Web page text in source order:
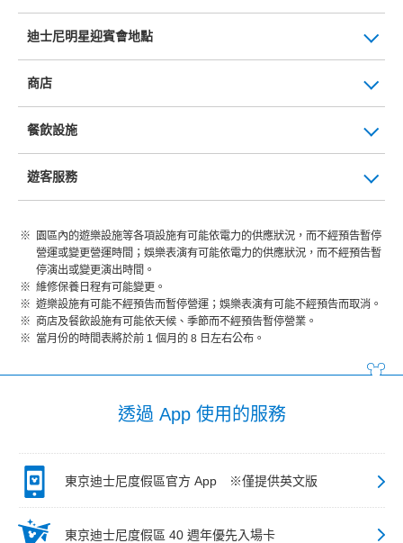
迪士尼明星迎賓會地點
商店
餐飲設施
遊客服務
園區內的遊樂設施等各項設施有可能依電力的供應狀況，而不經預告暫停
營運或變更營運時間；娛樂表演有可能依電力的供應狀況，而不經預告暫
停演出或變更演出時間。
維修保養日程有可能變更。
遊樂設施有可能不經預告而暫停營運；娛樂表演有可能不經預告而取消。
商店及餐飲設施有可能依天候、季節而不經預告暫停營業。
當月份的時間表將於前 1 個月的 8 日左右公布。
透過 App 使用的服務
東京迪士尼度假區官方 App ※僅提供英文版
東京迪士尼度假區 40 週年優先入場卡